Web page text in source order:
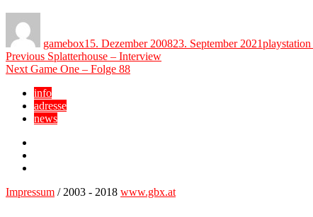
gamebox15. Dezember 200823. September 2021playstation
Beitragsnavigation
Previous Previous
post:
Splatterhouse – Interview
Next Next
Game One – Folge 88
info
adresse
news
Impressum / 2003 - 2018 www.gbx.at